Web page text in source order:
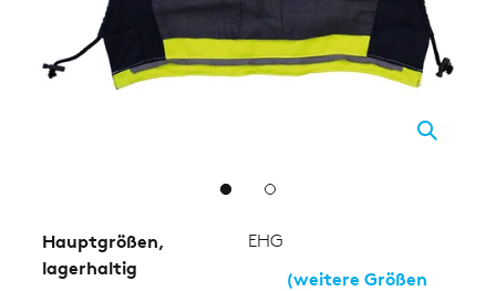
Hauptgrößen,
lagerhaltig
EHG
(weitere Größen